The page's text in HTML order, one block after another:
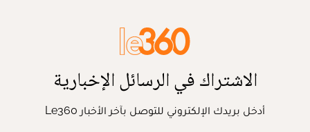
الاشتراك في الرسائل الإخبارية
أدخل بريدك الإلكتروني للتوصل بآخر الأخبار Le360